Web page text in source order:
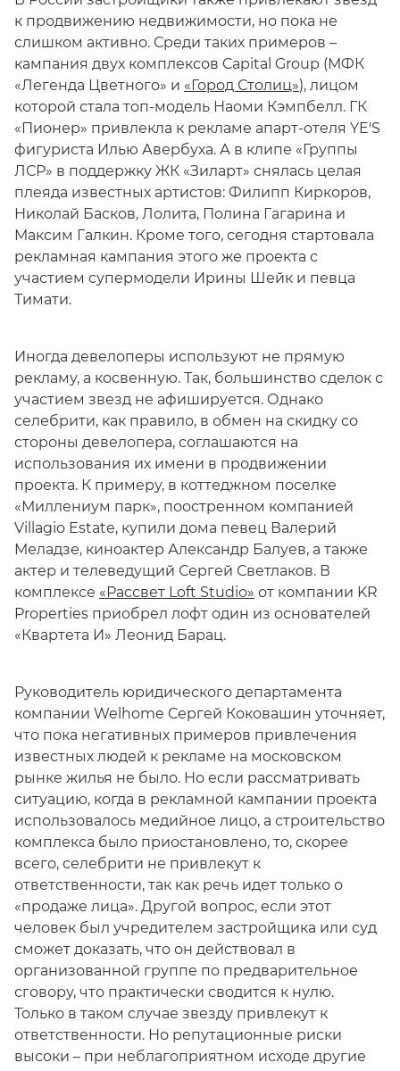
к продвижению недвижимости, но пока не
слишком активно. Среди таких примеров –
кампания двух комплексов Capital Group (МФК
«Легенда Цветного» и «Город Столиц»), лицом
которой стала топ-модель Наоми Кэмпбелл. ГК
«Пионер» привлекла к рекламе апарт-отеля YE'S
фигуриста Илью Авербуха. А в клипе «Группы
ЛСР» в поддержку ЖК «Зиларт» снялась целая
плеяда известных артистов: Филипп Киркоров,
Николай Басков, Лолита, Полина Гагарина и
Максим Галкин. Кроме того, сегодня стартовала
рекламная кампания этого же проекта с
участием супермодели Ирины Шейк и певца
Тимати.
Иногда девелоперы используют не прямую
рекламу, а косвенную. Так, большинство сделок с
участием звезд не афишируется. Однако
селебрити, как правило, в обмен на скидку со
стороны девелопера, соглашаются на
использования их имени в продвижении
проекта. К примеру, в коттеджном поселке
«Миллениум парк», поостренном компанией
Villagio Estate, купили дома певец Валерий
Меладзе, киноактер Александр Балуев, а также
актер и телеведущий Сергей Светлаков. В
комплексе «Рассвет Loft Studio» от компании KR
Properties приобрел лофт один из основателей
«Квартета И» Леонид Барац.
Руководитель юридического департамента
компании Welhome Сергей Коковашин уточняет,
что пока негативных примеров привлечения
известных людей к рекламе на московском
рынке жилья не было. Но если рассматривать
ситуацию, когда в рекламной кампании проекта
использовалось медийное лицо, а строительство
комплекса было приостановлено, то, скорее
всего, селебрити не привлекут к
ответственности, так как речь идет только о
«продаже лица». Другой вопрос, если этот
человек был учредителем застройщика или суд
сможет доказать, что он действовал в
организованной группе по предварительное
сговору, что практически сводится к нулю.
Только в таком случае звезду привлекут к
ответственности. Но репутационные риски
высоки – при неблагоприятном исходе другие